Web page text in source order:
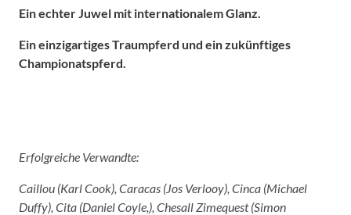
Ein echter Juwel mit internationalem Glanz.
Ein einzigartiges Traumpferd und ein zukünftiges
Championatspferd.
Erfolgreiche Verwandte:
Caillou (Karl Cook), Caracas (Jos Verlooy), Cinca (Michael
Duffy), Cita (Daniel Coyle,), Chesall Zimequest (Simon